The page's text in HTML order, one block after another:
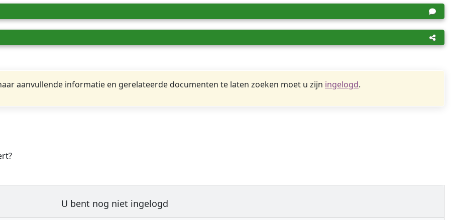
aanvullende informatie en gerelateerde documenten te laten zoeken moet u zijn ingelogd.
U bent nog niet ingelogd